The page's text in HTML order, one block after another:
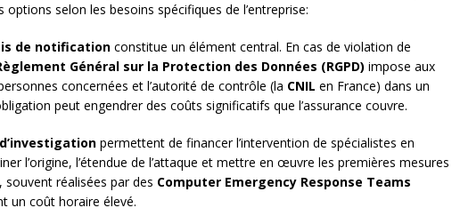
selon les besoins spécifiques de l’entreprise:
de notification constitue un élément central. En cas de violation de
Général sur la Protection des Données (RGPD) impose aux
concernées et l’autorité de contrôle (la CNIL en France) dans un
peut engendrer des coûts significatifs que l’assurance couvre.
permettent de financer l’intervention de spécialistes en
l’origine, l’étendue de l’attaque et mettre en œuvre les premières mesures
souvent réalisées par des Computer Emergency Response Teams
un coût horaire élevé.